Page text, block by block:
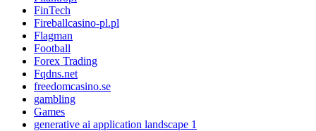
FinTech
Fireballcasino-pl.pl
Flagman
Football
Forex Trading
Fqdns.net
freedomcasino.se
gambling
Games
generative ai application landscape 1